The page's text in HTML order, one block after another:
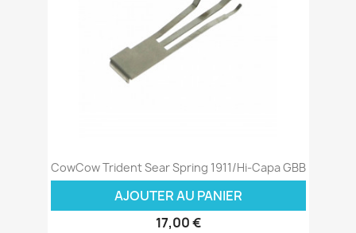
CowCow Trident Sear Spring 1911/Hi-Capa GBB
AJOUTER AU PANIER
17,00 €